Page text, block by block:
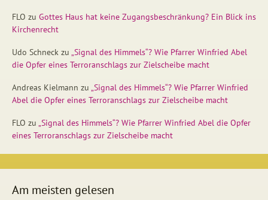
FLO zu Gottes Haus hat keine Zugangsbeschränkung? Ein Blick ins
Kirchenrecht
Udo Schneck zu „Signal des Himmels“? Wie Pfarrer Winfried Abel
die Opfer eines Terroranschlags zur Zielscheibe macht
Andreas Kielmann zu „Signal des Himmels“? Wie Pfarrer Winfried
Abel die Opfer eines Terroranschlags zur Zielscheibe macht
FLO zu „Signal des Himmels“? Wie Pfarrer Winfried Abel die Opfer
eines Terroranschlags zur Zielscheibe macht
Am meisten gelesen